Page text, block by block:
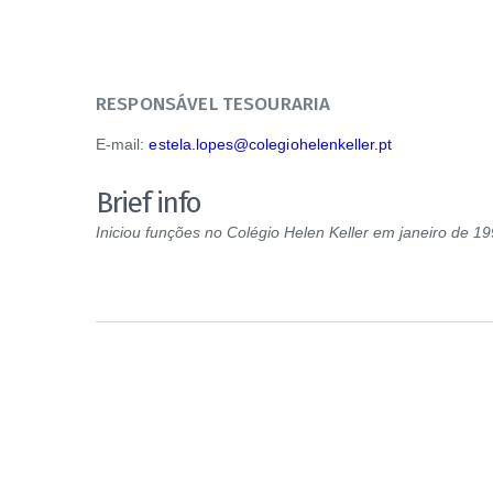
RESPONSÁVEL TESOURARIA
E-mail:estela.lopes@colegiohelenkeller.pt
Brief info
Iniciou funções no Colégio Helen Keller em janeiro de